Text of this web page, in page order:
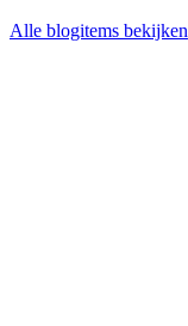
Alle blogitems bekijken